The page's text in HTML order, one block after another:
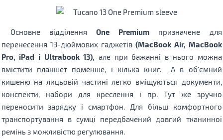
Основне відділення One Premium призначене для
перенесення 13-дюймових гаджетів (MacBook Air, MacBook
Pro, iPad і Ultrabook 13), але при бажанні в нього можна
вмістити планшет поменше, і кілька книг. А в об'ємний
кишеню на лицьовій частині легко вміщуються документи,
конспекти, набори для креслення і пр. Тут же зручно
переносити зарядку і смартфон. Для більш комфортного
транспортування в сумці передбачений довгий тканинної
ремінь з можливістю регулювання.